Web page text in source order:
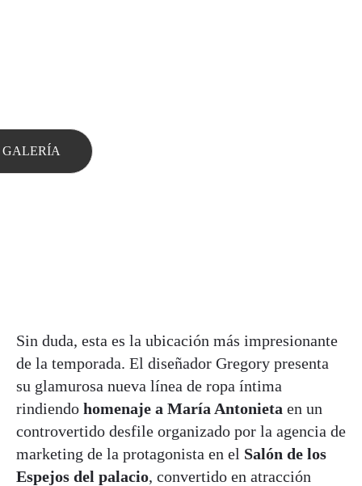
GALERÍA
Sin duda, esta es la ubicación más impresionante
de la temporada. El diseñador Gregory presenta
su glamurosa nueva línea de ropa íntima
rindiendo homenaje a María Antonieta en un
controvertido desfile organizado por la agencia de
marketing de la protagonista en el Salón de los
Espejos del palacio, convertido en atracción